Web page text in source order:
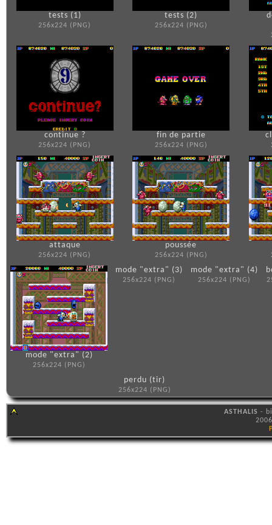
tests (1)
256x224 (PNG)
tests (2)
256x224 (PNG)
continue ?
256x224 (PNG)
fin de partie
256x224 (PNG)
attaque
256x224 (PNG)
poussée
256x224 (PNG)
mode "extra" (2)
256x224 (PNG)
mode "extra" (3)
256x224 (PNG)
mode "extra" (4)
256x224 (PNG)
perdu (tir)
256x224 (PNG)
ASTHALIS -